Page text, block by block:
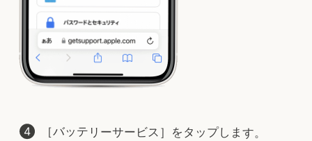
［バッテリーサービス］をタップします。